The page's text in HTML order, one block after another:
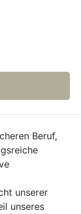
Beruf,
unserer
unseres